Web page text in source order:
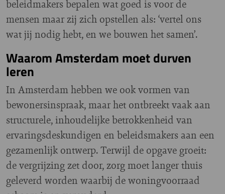
beleidmakers bepalen wat goed is voor de
mensen maar zij zich opstellen als: ‘vertel ons
wat jij nodig hebt, en we bouwen het samen’.
Waarom Amsterdam moet durven
leren
In Amsterdam hebben we ook vormen van
bewonersinspraak, maar het ontbreekt vaak aan
structurele, inhoudelijke betrokkenheid van
ervaringsdeskundigen en beleidsmakers aan een
gezamenlijk ontwerp. Terwijl de opgave groeit:
de vergrijzing zet door, zorg moet langer thuis
geleverd worden waarbij de woningvoorraad